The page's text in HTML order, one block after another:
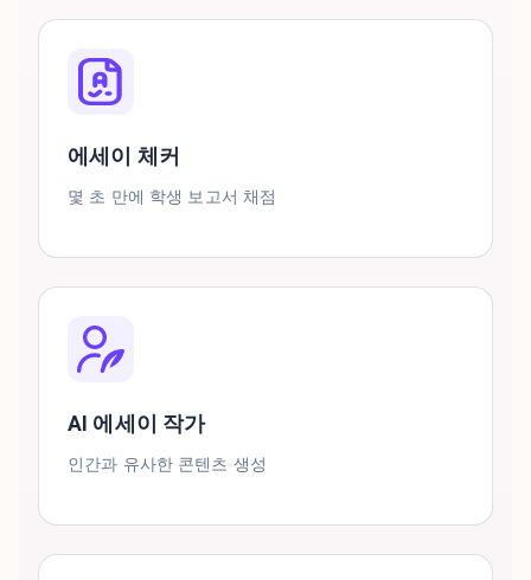
에세이 체커
몇 초 만에 학생 보고서 채점
AI 에세이 작가
인간과 유사한 콘텐츠 생성